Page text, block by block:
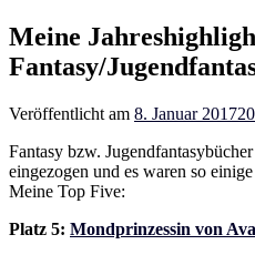
Meine
Fantasy/
Veröffentlicht am 8. Januar 2017
Fantasy bzw.
eingezogen und es waren so
Meine Top Five:
Platz 5: Mondprinzessin von